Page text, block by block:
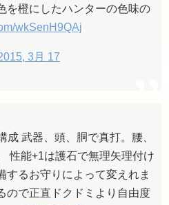
を橙にしたハンターの色味の
wkSenH9QAj
3月 17
武器、頭、胴で真打。腰、
性能+1は護石で無理矢理付け
するお守りによって変えれま
ので正直ドクドミより自由度